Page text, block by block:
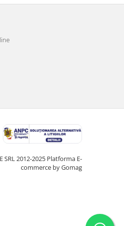
SRL 2012-2025 Platforma E-
commerce by Gomag